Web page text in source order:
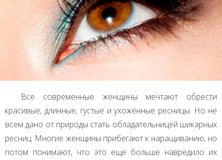
Все современные женщины мечтают обрести
красивые, длинные, густые и ухоженные ресницы. Но не
всем дано от природы стать обладательницей шикарных
ресниц. Многие женщины прибегают к наращиванию, но
потом понимают, что это еще больше навредило их